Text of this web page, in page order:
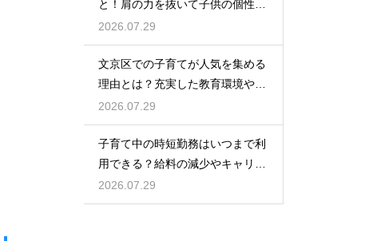
と！肩の力を抜いて子供の個性を
尊重しながら笑顔で育児を楽しむ
ためのマインド
2026.07.29
文京区での子育てが人気を集める
理由とは？充実した教育環境や支
援制度を活用して都会で快適に育
児をする術
2026.07.29
子育て中の時短勤務はいつまで利
用できる？給料の減少やキャリア
への影響を考慮して賢く働くため
のポイント
2026.07.29